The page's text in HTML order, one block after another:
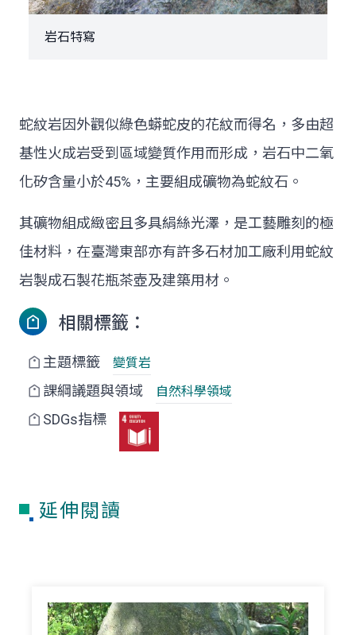
岩石特寫
蛇紋岩因外觀似綠色蟒蛇皮的花紋而得名，多由超
基性火成岩受到區域變質作用而形成，岩石中二氧
化矽含量小於45%，主要組成礦物為蛇紋石。
其礦物組成緻密且多具絹絲光澤，是工藝雕刻的極
佳材料，在臺灣東部亦有許多石材加工廠利用蛇紋
岩製成石製花瓶茶壺及建築用材。
相關標籤：
主題標籤 變質岩
課綱議題與領域 自然科學領域
SDGs指標
延伸閱讀